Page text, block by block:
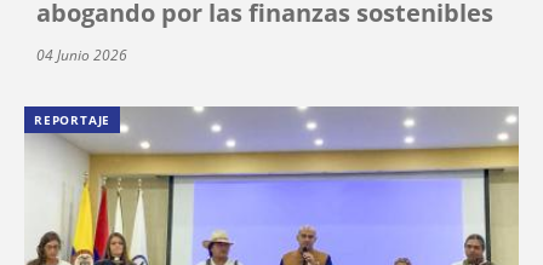
abogando por las finanzas sostenibles
04 Junio 2026
REPORTAJE